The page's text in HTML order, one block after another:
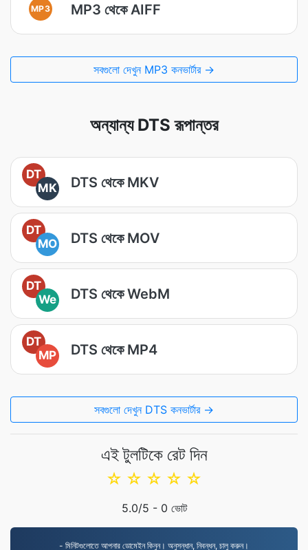
MP3 MP3 থেকে AIFF
সবগুলো দেখুন MP3 কনভার্টার →
অন্যান্য DTS রূপান্তর
DT
MK
DTS থেকে MKV
DT
MO
DTS থেকে MOV
DT
We
DTS থেকে WebM
DT
MP
DTS থেকে MP4
সবগুলো দেখুন DTS কনভার্টার →
এই টুলটিকে রেট দিন
☆
☆
☆
☆
☆
5.0/5 - 0 ভোট
- মিনিটগুলোতে আপনার ডোমেইন কিনুন। অনুসন্ধান, নিবন্ধন, চালু করুন।